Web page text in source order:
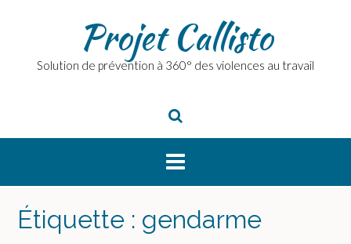
Projet Callisto
Solution de prévention à 360° des violences au travail
Étiquette : gendarme